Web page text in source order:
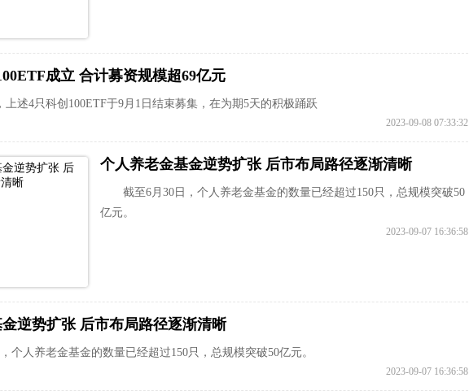
成立 合计募资规模超69亿元
上述4只科创100ETF于9月1日结束募集，在为期5天的积极踊跃
2023-09-08 07:33:32
个人养老金基金逆势扩张 后市布局路径逐渐清晰
截至6月30日，个人养老金基金的数量已经超过150只，总规模突破50
亿元。
2023-09-07 16:36:58
逆势扩张 后市布局路径逐渐清晰
个人养老金基金的数量已经超过150只，总规模突破50亿元。
2023-09-07 16:36:58